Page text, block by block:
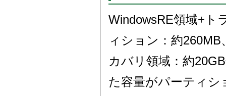
WindowsRE領域+ト
ィション：約
カバリ領域：約
た容量がパーティシ